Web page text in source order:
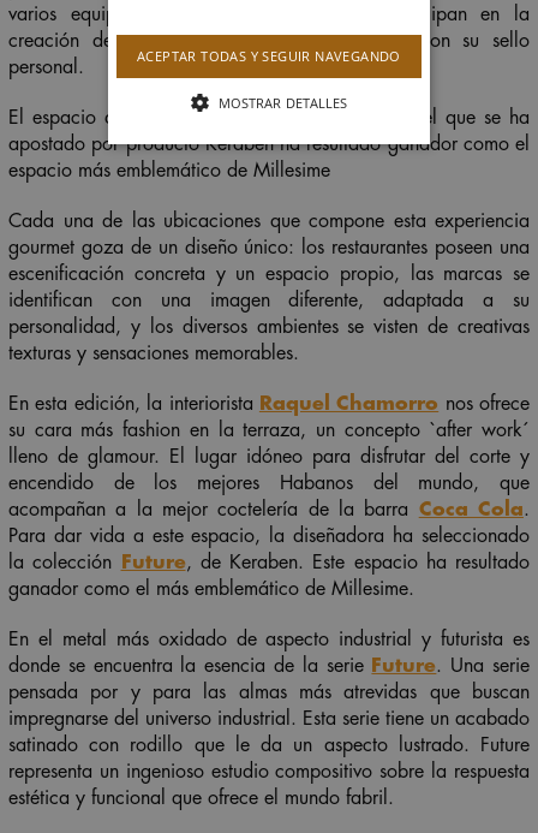
varios equipos de diseño y arquitectura participan en la
creación de inéditos ambientes, impregnados con su sello
personal.
El espacio diseñado por Raquel Chamorro y en el que se ha
apostado por producto Keraben ha resultado ganador como el
espacio más emblemático de Millesime
Cada una de las ubicaciones que compone esta experiencia
gourmet goza de un diseño único: los restaurantes poseen una
escenificación concreta y un espacio propio, las marcas se
identifican con una imagen diferente, adaptada a su
personalidad, y los diversos ambientes se visten de creativas
texturas y sensaciones memorables.
En esta edición, la interiorista Raquel Chamorro nos ofrece
su cara más fashion en la terraza, un concepto `after work´
lleno de glamour. El lugar idóneo para disfrutar del corte y
encendido de los mejores Habanos del mundo, que
acompañan a la mejor coctelería de la barra Coca Cola.
Para dar vida a este espacio, la diseñadora ha seleccionado
la colección
Future, de Keraben. Este espacio ha resultado
ganador como el más emblemático de Millesime.
En el metal más oxidado de aspecto industrial y futurista es
donde se encuentra la esencia de la serie
Future. Una serie
pensada por y para las almas más atrevidas que buscan
impregnarse del universo industrial. Esta serie tiene un acabado
satinado con rodillo que le da un aspecto lustrado. Future
representa un ingenioso estudio compositivo sobre la respuesta
estética y funcional que ofrece el mundo fabril.
ACEPTAR TODAS Y SEGUIR NAVEGANDO
MOSTRAR DETALLES